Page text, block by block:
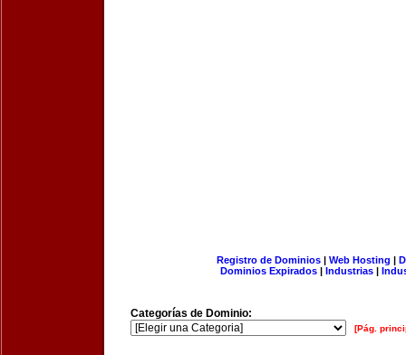
Registro de Dominios| Web Hosting |
Dominios Expirados | Industrias |
Categorías de Dominio:
[Pág.